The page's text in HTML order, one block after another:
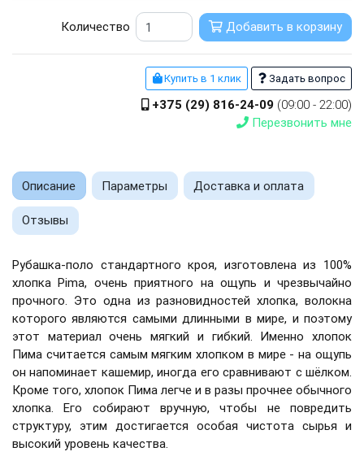
Количество Добавить в корзину
Купить в 1 клик Задать вопрос
+375 (29) 816-24-09 (09:00 - 22:00)
Перезвонить мне
Описание Параметры Доставка и оплата
Отзывы
Рубашка-поло стандартного кроя, изготовлена ​​из 100%
хлопка Pima, очень приятного на ощупь и чрезвычайно
прочного. Это одна из разновидностей хлопка, волокна
которого являются самыми длинными в мире, и поэтому
этот материал очень мягкий и гибкий. Именно хлопок
Пима считается самым мягким хлопком в мире - на ощупь
он напоминает кашемир, иногда его сравнивают с шёлком.
Кроме того, хлопок Пима легче и в разы прочнее обычного
хлопка. Его собирают вручную, чтобы не повредить
структуру, этим достигается особая чистота сырья и
высокий уровень качества.